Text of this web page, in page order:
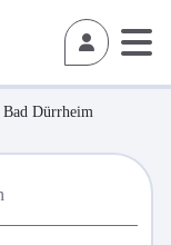
Bad Dürrheim